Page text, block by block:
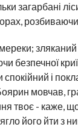
загарбані
безпечної
і
мовчав,
твоє - каже,
його йти з